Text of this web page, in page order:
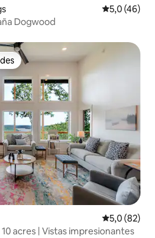
Calificación
5,0 (46)
Dogwood
más destacados
Calificación
5,0 (82)
acres | Vistas impresionantes